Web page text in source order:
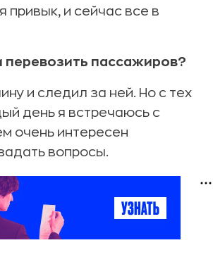
привык, и сейчас все в
пассажиров?
и следил за ней. Но с тех
день я встречаюсь с
очень интересен
вопросы.